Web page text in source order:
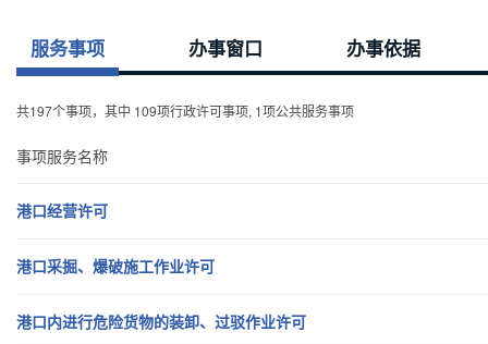
服务事项 办事窗口 办事依据
共197个事项，其中 109项行政许可事项, 1项公共服务事项
事项服务名称
港口经营许可
港口采掘、爆破施工作业许可
港口内进行危险货物的装卸、过驳作业许可